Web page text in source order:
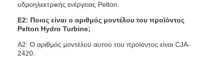
υδροηλεκτρικής ενέργειας Pelton.
Ε2: Ποιος είναι ο αριθμός μοντέλου του προϊόντος
Pelton Hydro Turbine;
Α2: Ο αριθμός μοντέλου αυτού του προϊόντος είναι CJA-
2420.